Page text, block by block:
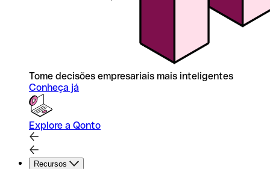
Tome decisões empresariais mais inteligentes
Conheça já
Explore a Qonto
Recursos